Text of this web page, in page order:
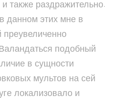
также раздражительно.
данном этих мне в
подобный
в сущности
мультов на сей
локализовало и